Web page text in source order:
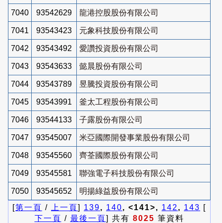
7040 93542629 龍港控股股份有限公司
7041 93543423 元象科技股份有限公司
7042 93543492 愛讚投資股份有限公司
7043 93543633 懿晨股份有限公司
7044 93543789 昱騰投資股份有限公司
7045 93543991 釜太工程股份有限公司
7046 93544133 子露股份有限公司
7047 93545007 米亞國際開發事業股份有限公司
7048 93545560 齊荃國際股份有限公司
7049 93545581 聯強電子科技股份有限公司
7050 93545652
明揚綠益股份有限公司
[第一頁 / 上一頁] 139, 140, <141>, 142 , 143 [
下一頁 / 最後一頁] 共有 8025 筆資料